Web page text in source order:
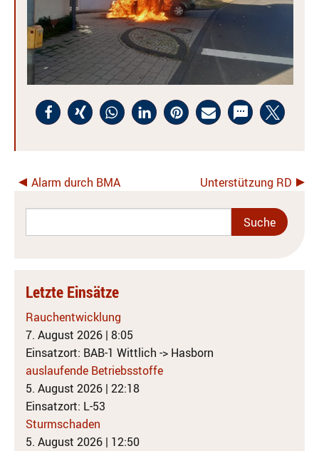
Alarm durch BMA Unterstützung RD
Letzte Einsätze
Rauchentwicklung
7. August 2026 | 8:05
Einsatzort: BAB-1 Wittlich -> Hasborn
auslaufende Betriebsstoffe
5. August 2026 | 22:18
Einsatzort: L-53
Sturmschaden
5. August 2026 | 12:50